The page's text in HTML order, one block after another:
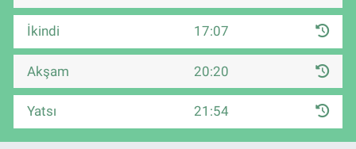
İkindi 17:07
Akşam 20:20
Yatsı 21:54